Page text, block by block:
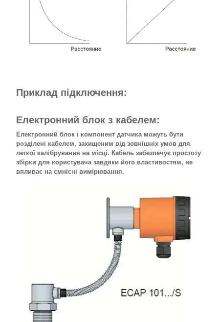
Приклад підключення:
Електронний блок з кабелем:
Електронний блок і компонент датчика можуть бути
розділені кабелем, захищеним від зовнішніх умов для
легкої калібрування на місці. Кабель забезпечує простоту
збірки для користувача завдяки його властивостям, не
впливає на ємнісні вимірювання.